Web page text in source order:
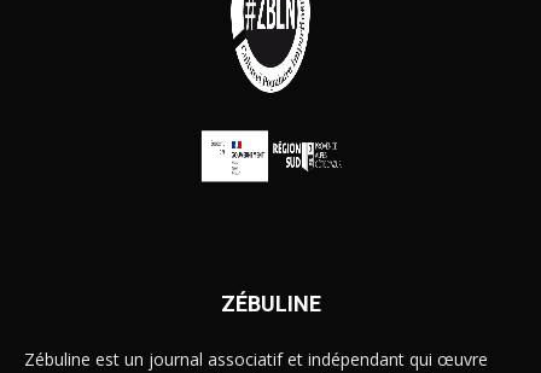
ZÉBULINE
Zébuline est un journal associatif et indépendant qui œuvre